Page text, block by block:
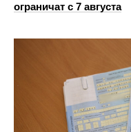
ограничат с 7 августа